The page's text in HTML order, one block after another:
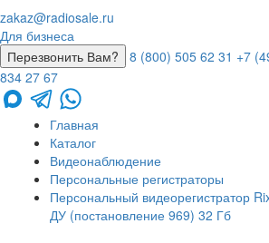
zakaz@radiosale.ru
Для бизнеса
Перезвонить Вам?
8 (800) 505 62 31 +7
834 27 67
Главная
Каталог
Видеонаблюдение
Персональные регистраторы
Персональный видеорегистратор
ДУ (постановление 969) 32 Гб